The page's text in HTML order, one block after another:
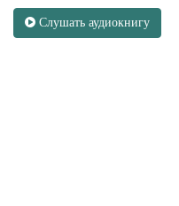
Слушать аудиокнигу